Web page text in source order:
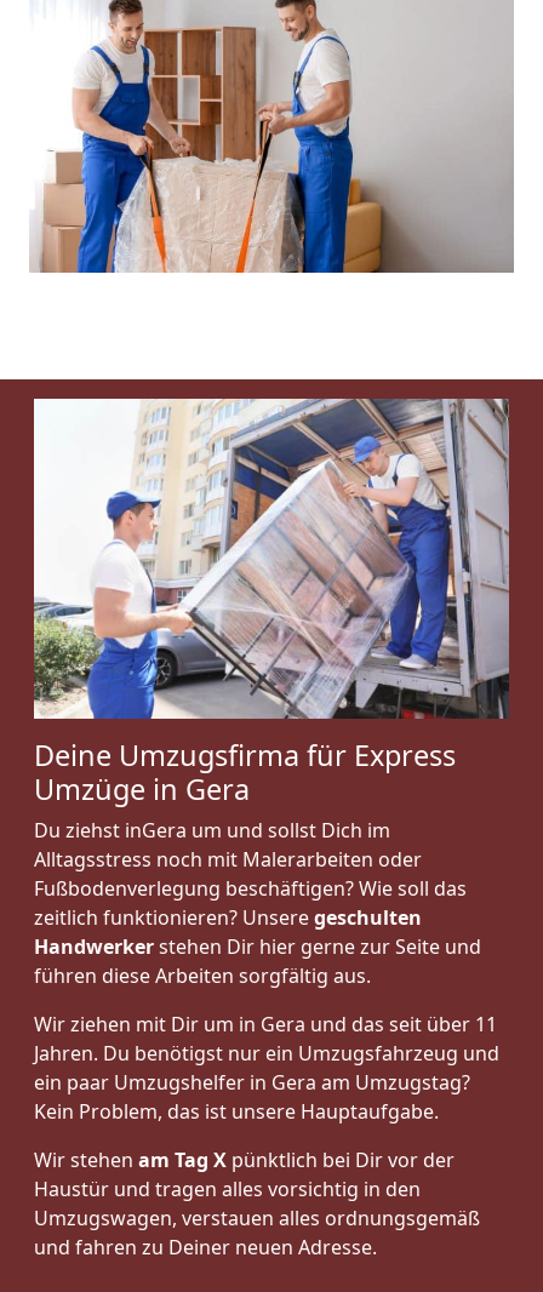
Deine Umzugsfirma für Express
Umzüge in Gera
Du ziehst inGera um und sollst Dich im
Alltagsstress noch mit Malerarbeiten oder
Fußbodenverlegung beschäftigen? Wie soll das
zeitlich funktionieren? Unseregeschulten
Handwerkerstehen Dir hier gerne zur Seite und
führen diese Arbeiten sorgfältig aus.
Wir ziehen mit Dir um in Gera und das seit über 11
Jahren. Du benötigst nur ein Umzugsfahrzeug und
ein paar Umzugshelfer in Gera am Umzugstag?
Kein Problem, das ist unsere Hauptaufgabe.
Wir stehen am Tag X pünktlich bei Dir vor der
Haustür und tragen alles vorsichtig in den
Umzugswagen, verstauen alles ordnungsgemäß
und fahren zu Deiner neuen Adresse.